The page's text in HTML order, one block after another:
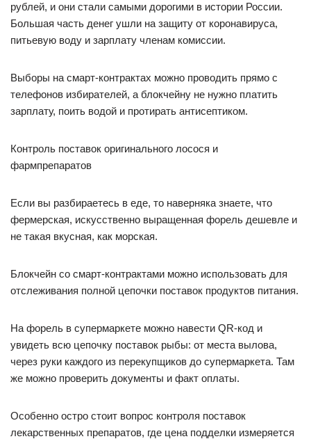
рублей, и они стали самыми дорогими в истории России.
Большая часть денег ушли на защиту от коронавируса,
питьевую воду и зарплату членам комиссии.
Выборы на смарт-контрактах можно проводить прямо с
телефонов избирателей, а блокчейну не нужно платить
зарплату, поить водой и протирать антисептиком.
Контроль поставок оригинального лосося и
фармпрепаратов
Если вы разбираетесь в еде, то наверняка знаете, что
фермерская, искусственно выращенная форель дешевле и
не такая вкусная, как морская.
Блокчейн со смарт-контрактами можно использовать для
отслеживания полной цепочки поставок продуктов питания.
На форель в супермаркете можно навести QR-код и
увидеть всю цепочку поставок рыбы: от места вылова,
через руки каждого из перекупщиков до супермаркета. Там
же можно проверить документы и факт оплаты.
Особенно остро стоит вопрос контроля поставок
лекарственных препаратов, где цена подделки измеряется